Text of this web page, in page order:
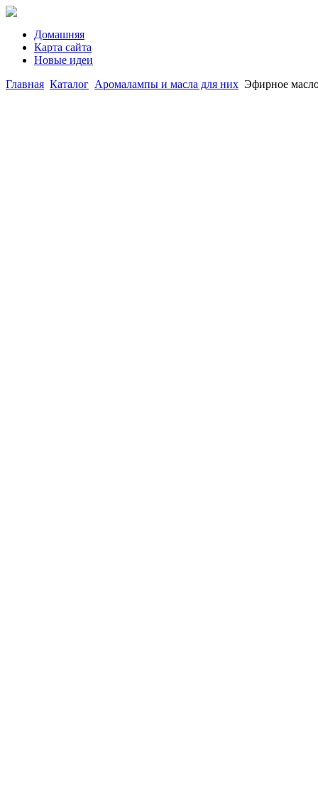
Домашняя
Карта сайта
Новые идеи
Главная Каталог Аромалампы и масла для них Эфирное